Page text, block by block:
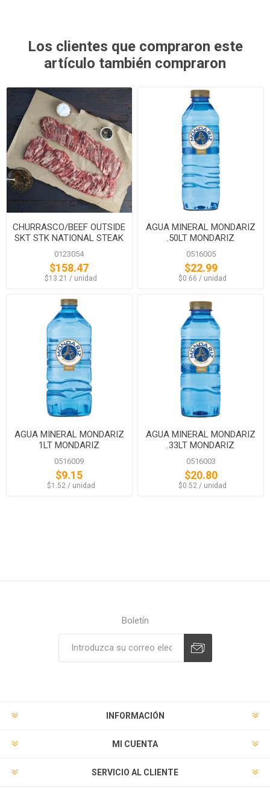
Los clientes que compraron este
artículo también compraron
CHURRASCO/BEEF OUTSIDE
SKT STK NATIONAL STEAK
0123054
$158.47
‏‏‎ ‎‏‏‎ ‎$13.21 / unidad
AGUA MINERAL MONDARIZ
.50LT MONDARIZ
0516005
$22.99
‏‏‎ ‎‏‏‎ ‎$0.66 / unidad
AGUA MINERAL MONDARIZ
1LT MONDARIZ
0516009
$9.15
‏‏‎ ‎‏‏‎ ‎$1.52 / unidad
AGUA MINERAL MONDARIZ
.33LT MONDARIZ
0516003
$20.80
‏‏‎ ‎‏‏‎ ‎$0.52 / unidad
Boletín
INFORMACIÓN
MI CUENTA
SERVICIO AL CLIENTE